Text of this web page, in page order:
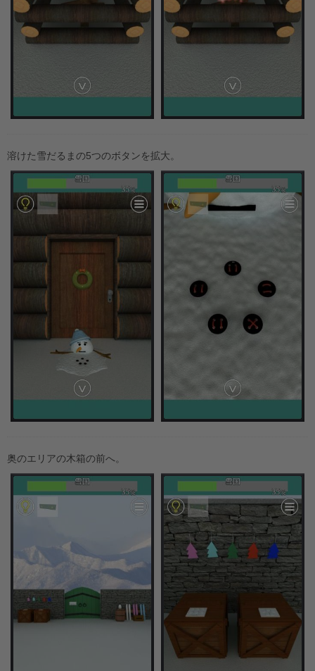
溶けた雪だるまの5つのボタンを拡大。
奥のエリアの木箱の前へ。